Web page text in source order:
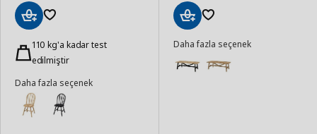
Ekle 110 kg'a kadar test
edilmiştir
Daha fazla seçenek
Ekle
Daha fazla seçenek